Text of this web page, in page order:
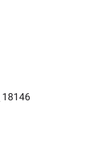
18146